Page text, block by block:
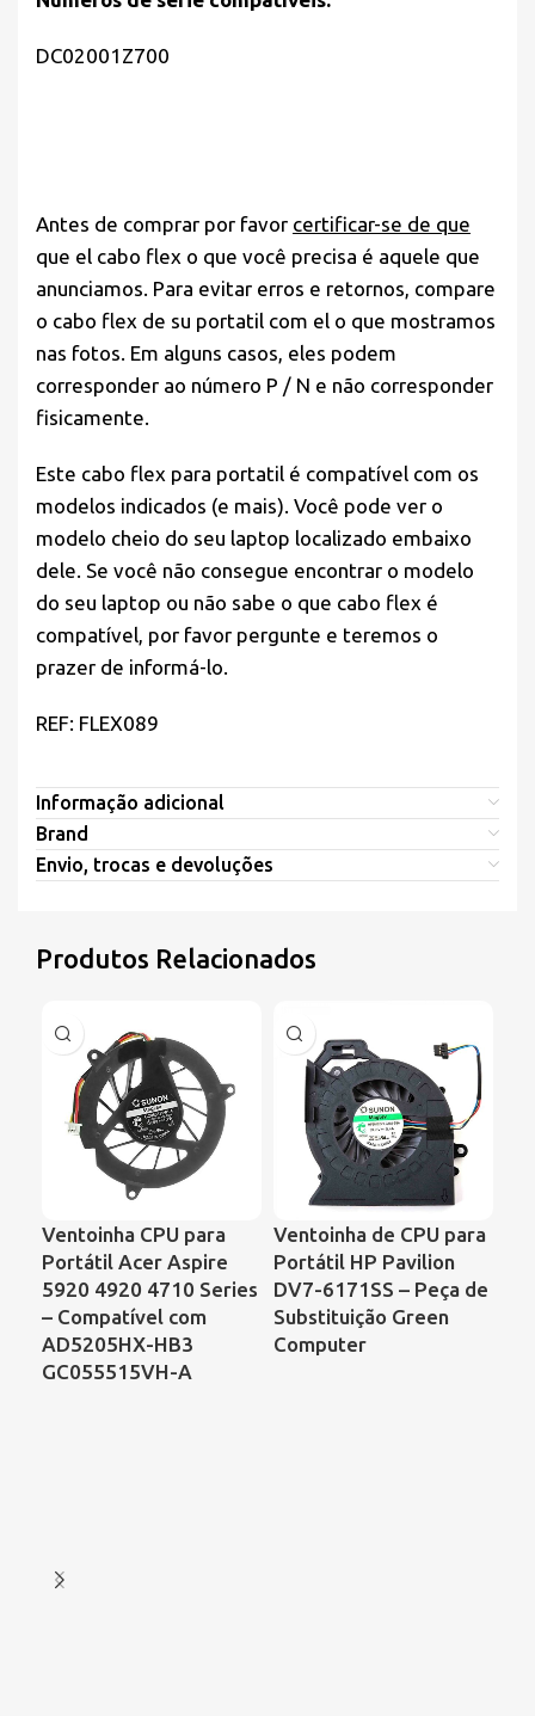
DC02001Z700
Antes de comprar por favor certificar-se de que
que el cabo flex o que você precisa é aquele que
anunciamos. Para evitar erros e retornos, compare
o cabo flex de su portatil com el o que mostramos
nas fotos. Em alguns casos, eles podem
corresponder ao número P / N e não corresponder
fisicamente.
Este cabo flex para portatil é compatível com os
modelos indicados (e mais). Você pode ver o
modelo cheio do seu laptop localizado embaixo
dele. Se você não consegue encontrar o modelo
do seu laptop ou não sabe o que cabo flex é
compatível, por favor pergunte e teremos o
prazer de informá-lo.
REF: FLEX089
Informação adicional
Brand
Envio, trocas e devoluções
Produtos Relacionados
Ventoinha CPU para
Portátil Acer Aspire
5920 4920 4710 Series
– Compatível com
AD5205HX-HB3
GC055515VH-A
Ventoinha de CPU para
Portátil HP Pavilion
DV7-6171SS – Peça de
Substituição Green
Computer